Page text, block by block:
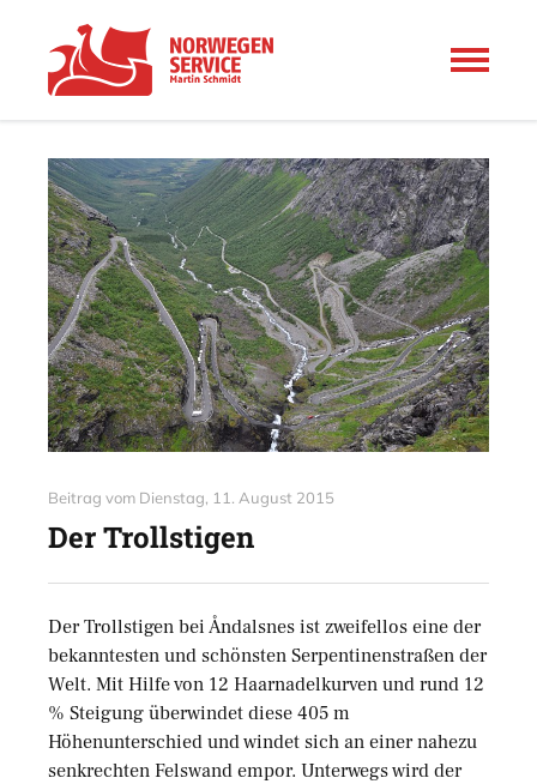
Beitrag vom Dienstag, 11. August 2015
Der Trollstigen
Der Trollstigen bei Åndalsnes ist zweifellos eine der
bekanntesten und schönsten Serpentinenstraßen der
Welt. Mit Hilfe von 12 Haarnadelkurven und rund 12
% Steigung überwindet diese 405 m
Höhenunterschied und windet sich an einer nahezu
senkrechten Felswand empor. Unterwegs wird der